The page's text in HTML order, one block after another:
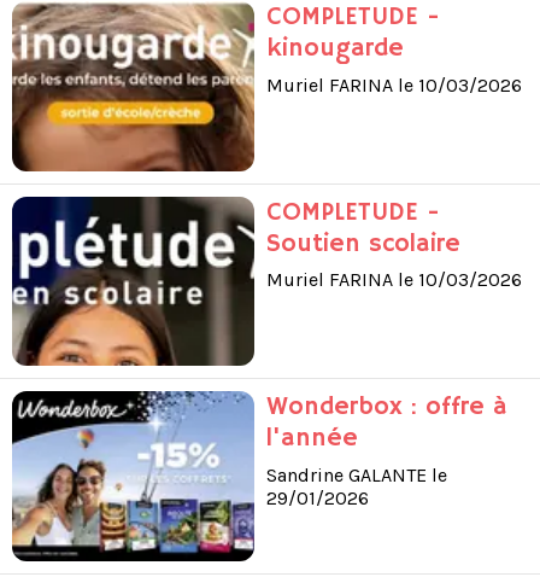
COMPLETUDE -
kinougarde
Muriel FARINA le 10/03/2026
COMPLETUDE -
Soutien scolaire
Muriel FARINA le 10/03/2026
Wonderbox : offre à
l'année
Sandrine GALANTE le
29/01/2026